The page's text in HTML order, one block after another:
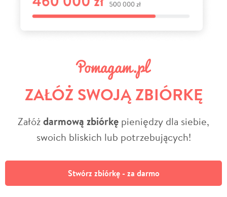
ZAŁÓŻ SWOJĄ ZBIÓRKĘ
Załóżdarmową zbiórkę pieniędzy dla siebie,
swoich bliskich lub potrzebujących!
Stwórz zbiórkę - za darmo